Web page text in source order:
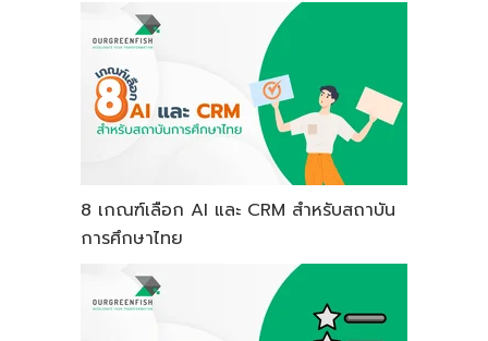
8 เกณฑ์เลือก AI และ CRM สำหรับสถาบัน
การศึกษาไทย